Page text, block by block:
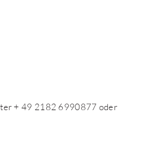
+ 49 2182 6990877 oder